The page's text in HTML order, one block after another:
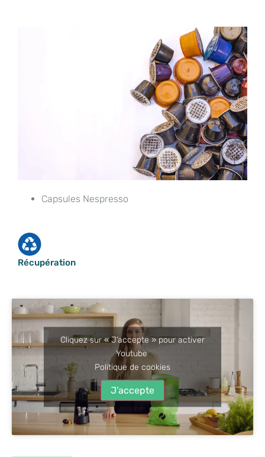
Capsules Nespresso
Récupération
Cliquez sur « J’accepte » pour activer
Youtube
Politique de cookies
J’accepte